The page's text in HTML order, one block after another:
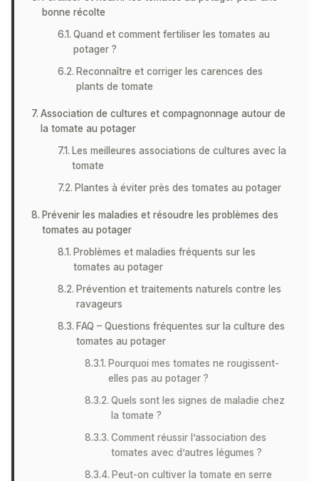
bonne récolte
Quand et comment fertiliser les tomates au
potager ?
Reconnaître et corriger les carences des
plants de tomate
Association de cultures et compagnonnage autour de
la tomate au potager
Les meilleures associations de cultures avec la
tomate
Plantes à éviter près des tomates au potager
Prévenir les maladies et résoudre les problèmes des
tomates au potager
Problèmes et maladies fréquents sur les
tomates au potager
Prévention et traitements naturels contre les
ravageurs
FAQ – Questions fréquentes sur la culture des
tomates au potager
Pourquoi mes tomates ne rougissent-
elles pas au potager ?
Quels sont les signes de maladie chez
la tomate ?
Comment réussir l’association des
tomates avec d’autres légumes ?
Peut-on cultiver la tomate en serre